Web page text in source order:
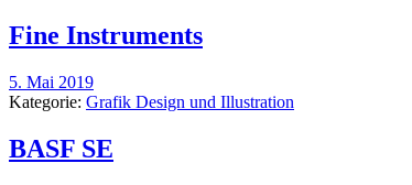
Fine Instruments
5. Mai 2019
Kategorie: Grafik Design und Illustration
BASF SE